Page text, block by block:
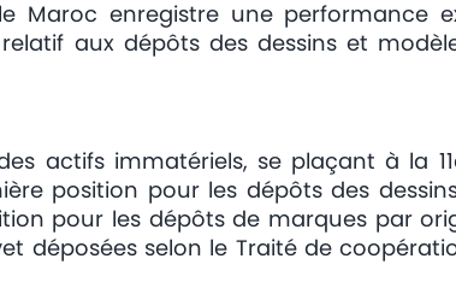
Maroc enregistre une performance
aux dépôts des dessins et
actifs immatériels, se plaçant à la
position pour les dépôts des
pour les dépôts de marques par
déposées selon le Traité de